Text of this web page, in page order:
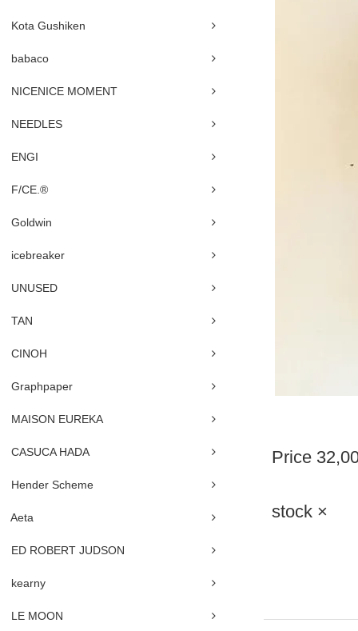
Kota Gushiken
babaco
NICENICE MOMENT
NEEDLES
ENGI
F/CE.®
Goldwin
icebreaker
UNUSED
TAN
CINOH
Graphpaper
MAISON EUREKA
CASUCA HADA
Hender Scheme
Aeta
ED ROBERT JUDSON
kearny
LE MOON
Price
stock ×